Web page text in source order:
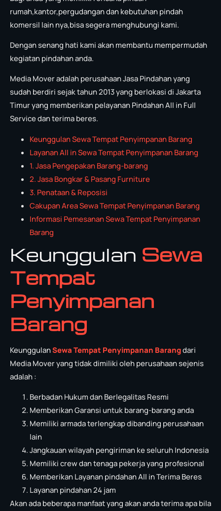
rumah,kantor,pergudangan dan kebutuhan pindah
komersil lain nya,bisa segera menghubungi kami.
Dengan senang hati kami akan membantu mempermudah
kegiatan pindahan anda.
Media Mover adalah perusahaan Jasa Pindahan yang
sudah berdiri sejak tahun 2013 yang berlokasi di Jakarta
Timur yang memberikan pelayanan Pindahan All in Full
Service dan terima beres.
Keunggulan Sewa Tempat Penyimpanan Barang
Layanan All in Sewa Tempat Penyimpanan Barang
1. Jasa Pengepakan Barang-barang
2. Jasa Bongkar & Pasang Furniture
3. Penataan & Reposisi
Cakupan Area Sewa Tempat Penyimpanan Barang
Informasi Pemesanan Sewa Tempat Penyimpanan
Barang
Keunggulan Sewa
Tempat
Penyimpanan
Barang
KeunggulanSewa Tempat Penyimpanan Barangdari
Media Mover yang tidak dimiliki oleh perusahaan sejenis
adalah :
Berbadan Hukum dan Berlegalitas Resmi
Memberikan Garansi untuk barang-barang anda
Memiliki armada terlengkap dibanding perusahaan
lain
Jangkauan wilayah pengiriman ke seluruh Indonesia
Memiliki crew dan tenaga pekerja yang profesional
Memberikan Layanan pindahan All in Terima Beres
Layanan pindahan 24 jam
Akan ada beberapa manfaat yang akan anda terima apa bila